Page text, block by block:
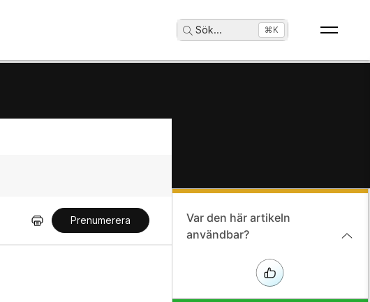
Sök... ⌘K
Prenumerera
Var den här artikeln
användbar?